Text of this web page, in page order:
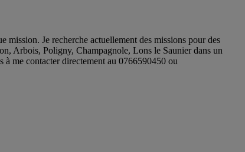
mission. Je recherche actuellement des missions pour des
Arbois, Poligny, Champagnole, Lons le Saunier dans un
me contacter directement au 0766590450 ou